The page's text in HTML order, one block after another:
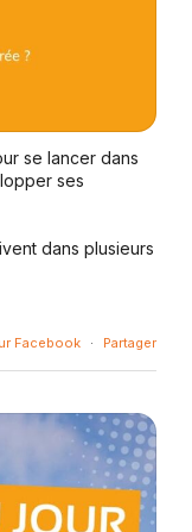
se lancer dans
ses
dans plusieurs
Facebook · Partager